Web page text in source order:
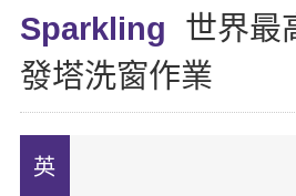
基礎字彙
情境閱讀
英文文法技巧
Let's Talk
西班牙語
外語即時通
企業訓練
點讀筆教材
Sparkling
世界最
發塔洗窗作業